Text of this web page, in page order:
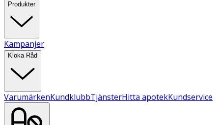
Produkter
Kampanjer
Kloka Råd
VarumärkenKundklubbTjänsterHitta apotekKundservice